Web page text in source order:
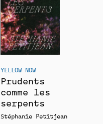
YELLOW NOW
Prudents
comme les
serpents
Stéphanie Petitjean